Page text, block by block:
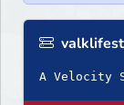
A Velocity